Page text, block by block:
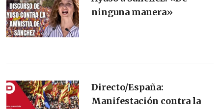
ninguna manera»
Directo/España:
Manifestación contra la